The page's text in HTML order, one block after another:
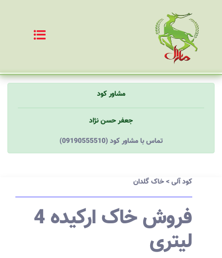
مشاور کود
جعفر حسن نژاد
(09190555510) تماس با مشاور کود
کود آلی>خاک گلدان
فروش خاک ارکیده 4
لیتری